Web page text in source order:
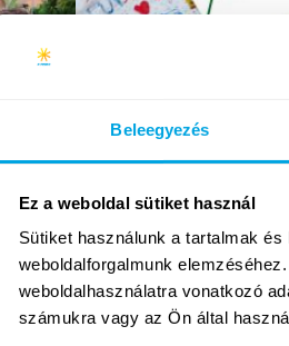
Beleegyezés
Ez a weboldal sütiket használ
Sütiket használunk a tartalmak
weboldalforgalmunk
weboldalhasználatra vonatkozó
számukra vagy az Ön által